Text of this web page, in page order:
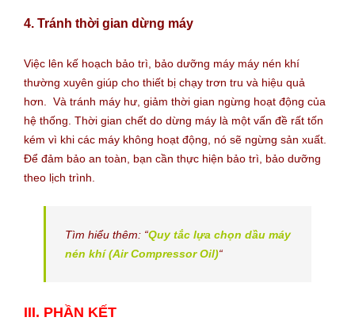
4. Tránh thời gian dừng máy
Việc lên kế hoạch bảo trì, bảo dưỡng máy máy nén khí
thường xuyên giúp cho thiết bị chạy trơn tru và hiệu quả
hơn. Và tránh máy hư, giảm thời gian ngừng hoạt động của
hệ thống. Thời gian chết do dừng máy là một vấn đề rất tốn
kém vì khi các máy không hoạt động, nó sẽ ngừng sản xuất.
Để đảm bảo an toàn, bạn cần thực hiện bảo trì, bảo dưỡng
theo lịch trình.
Tìm hiểu thêm: “Quy tắc lựa chọn dầu máy
nén khí (Air Compressor Oil)“
III. PHẦN KẾT